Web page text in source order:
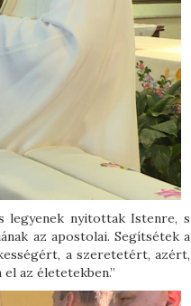
legyenek nyitottak Istenre, s
az apostolai. Segítsétek a
a szeretetért, azért,
az életetekben.”